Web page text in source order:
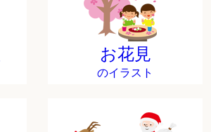
お花見
のイラスト